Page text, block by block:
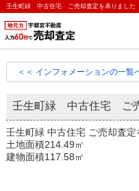
＜＜ インフォメーションの一覧
壬生町緑 中古住宅 ご
壬生町緑 中古住宅 ご売却査定
土地面積214.49㎡
建物面積117.58㎡